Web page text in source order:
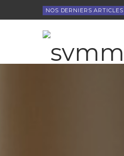
NOS DERNIERS ARTICLES